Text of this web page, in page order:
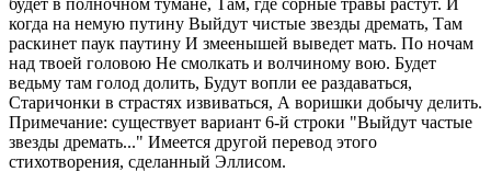
будет в полночном тумане, Там, где сорные травы растут. И
когда на немую путину Выйдут чистые звезды дремать, Там
раскинет паук паутину И змеенышей выведет мать. По ночам
над твоей головою Не смолкать и волчиному вою. Будет
ведьму там голод долить, Будут вопли ее раздаваться,
Старичонки в страстях извиваться, А воришки добычу делить.
Примечание: существует вариант 6-й строки "Выйдут частые
звезды дремать..." Имеется другой перевод этого
стихотворения, сделанный Эллисом.